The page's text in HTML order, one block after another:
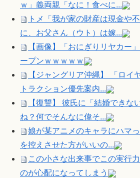
ｗ」義両親「なに！食べに...
トメ「我が家の財産は現金や
に、お父さん（ウト）は嫁...
【画像】「おにぎりリヤカー
ープンｗｗｗｗｗ
【ジャングリア沖縄】 「ロイ
トラクション優先案内...
【復讐】 彼氏に「結婚できな
ね？何でそんなに偉そ...
娘が某アニメのキャラにハマ
を控えさせた方がいいの...
この小さな出来事でこの実行
のが心配になってしまう